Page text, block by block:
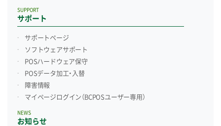
サポート
SUPPORT
サポートページ
ソフトウェアサポート
POSハードウェア保守
POSデータ加工・入替
障害情報
マイページログイン （BCPOSユーザー専用）
お知らせ
NEWS